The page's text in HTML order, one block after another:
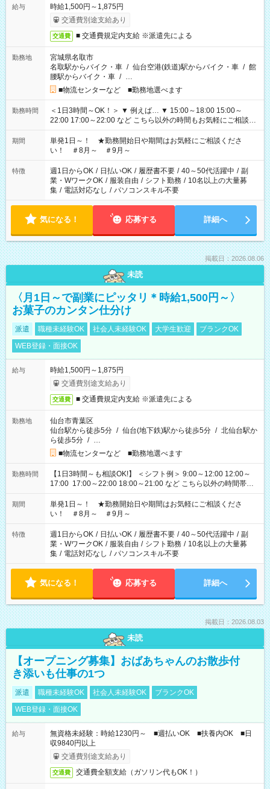
給与
時給1,500円～1,875円
交通費別途支給あり
交通費 ■ 交通費規定内支給 ※派遣先による
勤務地
宮城県名取市
名取駅からバイク・車 / 仙台空港(鉄道)駅からバイク・車 / 館
腰駅からバイク・車 / …
■物流センターなど ■勤務地選べます
勤務時間
＜1日3時間～OK！＞ ▼ 例えば… ▼ 15:00～18:00 15:00～
22:00 17:00～22:00 など こちら以外の時間もお気軽にご相談く
ださい！
期間
単発1日～！ ★勤務開始日や期間はお気軽にご相談くださ
い！ ＃8月～ ＃9月～
特徴 週1日からOK / 日払いOK / 履歴書不要 / 40～50代活躍中 / 副
業・WワークOK / 服装自由 / シフト勤務 / 10名以上の大量募
集 / 電話対応なし / パソコンスキル不要
気になる！ 応募する 詳細へ
掲載日：2026.08.06
未読
〈月1日～で副業にピッタリ＊時給1,500円～〉
お菓子のカンタン仕分け
派遣 職種未経験OK 社会人未経験OK 大学生歓迎
ブランクOK
WEB登録・面接OK
給与
時給1,500円～1,875円
交通費別途支給あり
交通費 ■ 交通費規定内支給 ※派遣先による
勤務地
仙台市青葉区
仙台駅から徒歩5分 / 仙台(地下鉄)駅から徒歩5分 / 北仙台駅か
ら徒歩5分 / …
■物流センターなど ■勤務地選べます
勤務時間
【1日3時間～も相談OK!】 ＜シフト例＞ 9:00～12:00 12:00～
17:00 17:00～22:00 18:00～21:00 など こちら以外の時間帯も
お気軽にご相談ください！
期間
単発1日～！ ★勤務開始日や期間はお気軽にご相談くださ
い！ ＃8月～ ＃9月～
特徴 週1日からOK / 日払いOK / 履歴書不要 / 40～50代活躍中 / 副
業・WワークOK / 服装自由 / シフト勤務 / 10名以上の大量募
集 / 電話対応なし / パソコンスキル不要
気になる！ 応募する 詳細へ
掲載日：2026.08.03
未読
【オープニング募集】おばあちゃんのお散歩付
き添いも仕事の1つ
派遣 職種未経験OK 社会人未経験OK
ブランクOK
WEB登録・面接OK
給与
無資格未経験：時給1230円～ ■週払いOK ■扶養内OK ■日
収9840円以上
交通費別途支給あり
交通費 交通費全額支給（ガソリン代もOK！）